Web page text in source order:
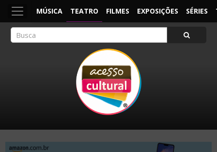
MÚSICA TEATRO FILMES EXPOSIÇÕES SÉRIES